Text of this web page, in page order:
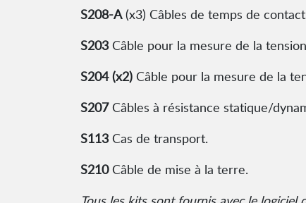
S208-A(x3) Câbles de temps de
S203 Câble pour la mesure de la
S204 (x2) Câble pour la mesure de la
S207Câbles à résistance statique/
S113 Cas de transport.
S210Câble de mise à la terre.